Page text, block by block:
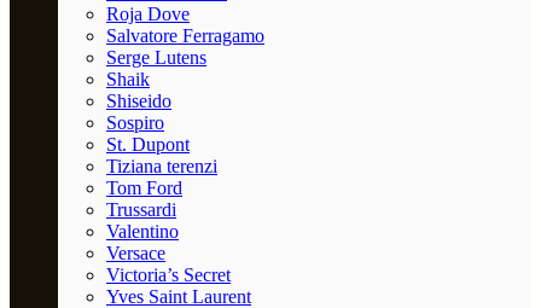
Roja Dove
Salvatore Ferragamo
Serge Lutens
Shaik
Shiseido
Sospiro
St. Dupont
Tiziana terenzi
Tom Ford
Trussardi
Valentino
Versace
Victoria’s Secret
Yves Saint Laurent